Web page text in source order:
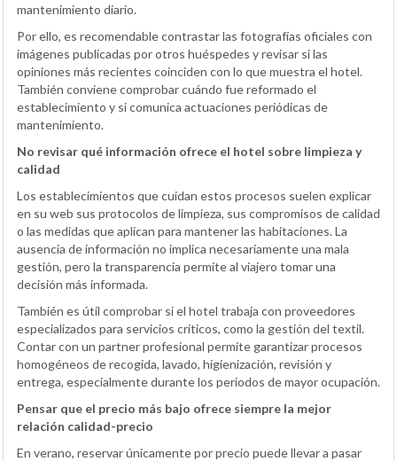
mantenimiento diario.
Por ello, es recomendable contrastar las fotografías oficiales con
imágenes publicadas por otros huéspedes y revisar si las
opiniones más recientes coinciden con lo que muestra el hotel.
También conviene comprobar cuándo fue reformado el
establecimiento y si comunica actuaciones periódicas de
mantenimiento.
No revisar qué información ofrece el hotel sobre limpieza y
calidad
Los establecimientos que cuidan estos procesos suelen explicar
en su web sus protocolos de limpieza, sus compromisos de calidad
o las medidas que aplican para mantener las habitaciones. La
ausencia de información no implica necesariamente una mala
gestión, pero la transparencia permite al viajero tomar una
decisión más informada.
También es útil comprobar si el hotel trabaja con proveedores
especializados para servicios críticos, como la gestión del textil.
Contar con un partner profesional permite garantizar procesos
homogéneos de recogida, lavado, higienización, revisión y
entrega, especialmente durante los periodos de mayor ocupación.
Pensar que el precio más bajo ofrece siempre la mejor
relación calidad-precio
En verano, reservar únicamente por precio puede llevar a pasar